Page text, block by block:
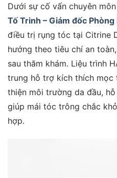
Dưới sự cố vấn chuyên
Tố Trinh – Giám đốc
điều trị rụng tóc tại Citrine
hướng theo tiêu chí an
sau thăm khám. Liệu trình
trung hỗ trợ kích thích mọc
thiện môi trường da đầu,
giúp mái tóc trông chắc
hợp.